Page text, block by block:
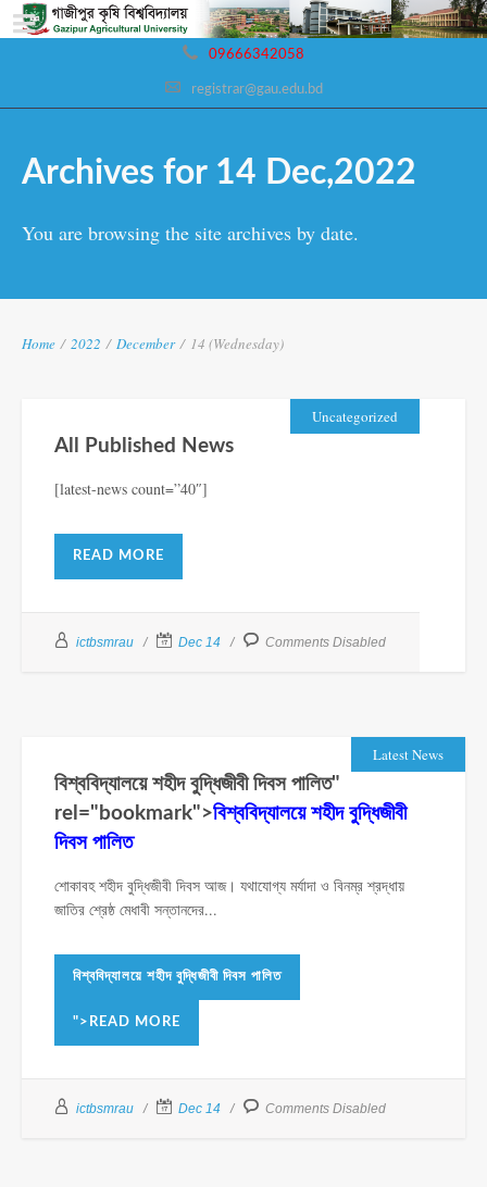
09666342058
registrar@gau.edu.bd
Archives for 14 Dec,2022
You are browsing the site archives by date.
Home / 2022 / December / 14 (Wednesday)
Uncategorized
All Published News
[latest-news count=”40″]
READ MORE
ictbsmrau Dec 14 Comments Disabled
Latest News
বিশ্ববিদ্যালয়ে শহীদ বুদ্ধিজীবী দিবস পালিত"
rel="bookmark">বিশ্ববিদ্যালয়ে শহীদ বুদ্ধিজীবী
দিবস পালিত
শোকাবহ শহীদ বুদ্ধিজীবী দিবস আজ। যথাযোগ্য মর্যাদা ও বিনম্র শ্রদ্ধায়
জাতির শ্রেষ্ঠ মেধাবী সন্তানদের...
বিশ্ববিদ্যালয়ে শহীদ বুদ্ধিজীবী দিবস পালিত
">READ MORE
ictbsmrau Dec 14 Comments Disabled